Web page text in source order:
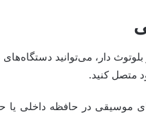
بلوتوث دار، می‌توانید
متصل کنید.
موسیقی در حافظه داخلی